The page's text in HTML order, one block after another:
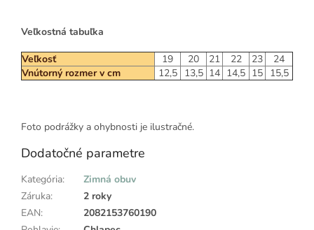
Veľkostná tabuľka
Veľkosť 19 20 21 22 23
24
Vnútorný rozmer v cm
12,5 13,5 14 14,5 15 15,5
Foto podrážky a ohybnosti je ilustračné.
Dodatočné parametre
Kategória:
Zimná obuv
Záruka:
2 roky
EAN:
2082153760190